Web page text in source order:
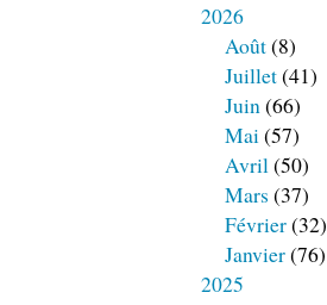
2026
Août(8)
Juillet(41)
Juin(66)
Mai(57)
Avril(50)
Mars (37)
Février(32)
Janvier(76)
2025